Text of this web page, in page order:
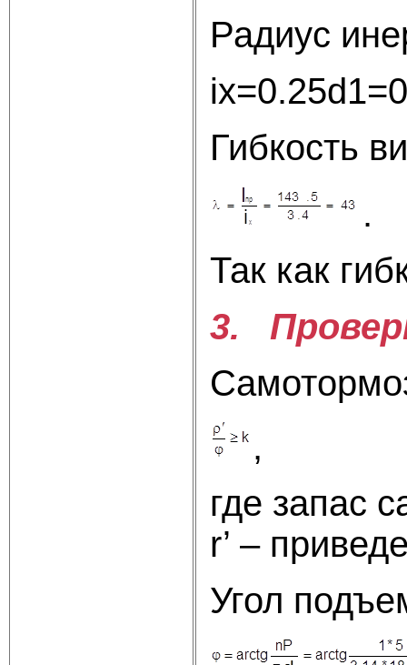
Радиус
Гибкость
Так как
3.
,
где запас
r’ –
Угол